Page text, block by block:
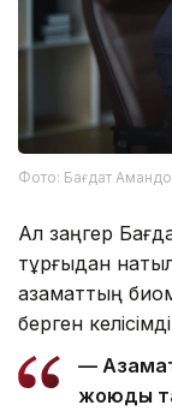
Фото: Бағдат
Ал заңгер
тұрғыдан
азаматтың
берген
— Азамат
жоюды